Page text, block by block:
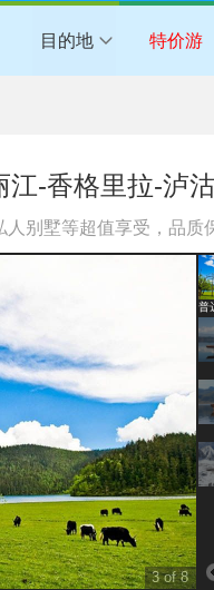
目的地 特价游
江-香格里拉-泸
别墅等超值享受，品
普